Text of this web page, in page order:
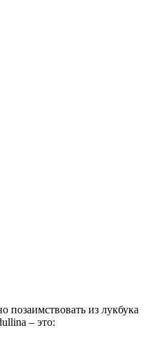
из лукбука
– это: